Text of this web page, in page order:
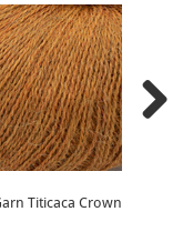
Titicaca Crown